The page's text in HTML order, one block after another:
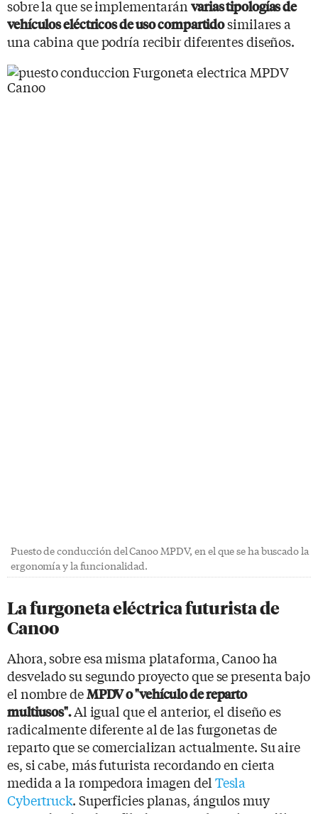
sobre la que se implementarán varias tipologías de
vehículos eléctricos de uso compartidosimilares a
una cabina que podría recibir diferentes diseños.
Puesto de conducción del Canoo MPDV, en el que se ha buscado la
ergonomía y la funcionalidad.
La furgoneta eléctrica futurista de
Canoo
Ahora, sobre esa misma plataforma, Canoo ha
desvelado su segundo proyecto que se presenta bajo
el nombre deMPDV o "vehículo de reparto
multiusos".Al igual que el anterior, el diseño es
radicalmente diferente al de las furgonetas de
reparto que se comercializan actualmente. Su aire
es, si cabe, más futurista recordando en cierta
medida a la rompedora imagen del Tesla
Cybertruck. Superficies planas, ángulos muy